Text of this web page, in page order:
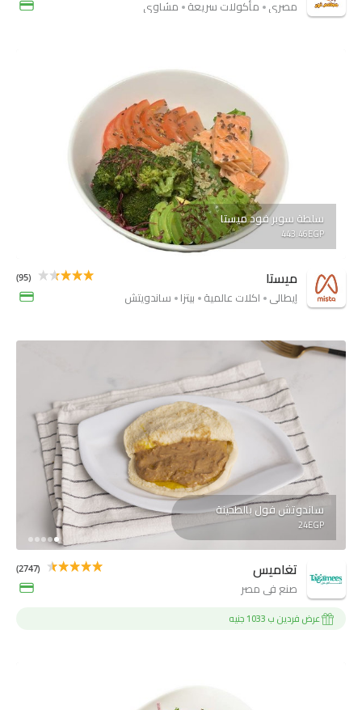
مصري مأكولات سريعة مشاوي
سلطة سوبر فود ميستا
443.46EGP
(95) ميستا
إيطالي اكلات عالمية بيتزا ساندويتش
ساندوتش فول بالطحينة
24EGP
(2747) تغاميس
صنع فى مصر
عرض فردين ب 1033 جنيه